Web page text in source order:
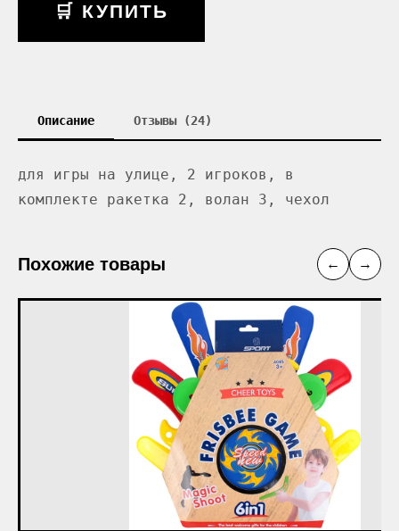
🛒 КУПИТЬ
Описание Отзывы (24)
для игры на улице, 2 игроков, в
комплекте ракетка 2, волан 3, чехол
Похожие товары ← →